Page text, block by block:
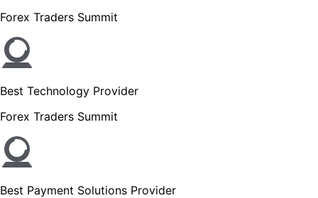
Forex Traders Summit
Best Technology Provider
Forex Traders Summit
Best Payment Solutions Provider